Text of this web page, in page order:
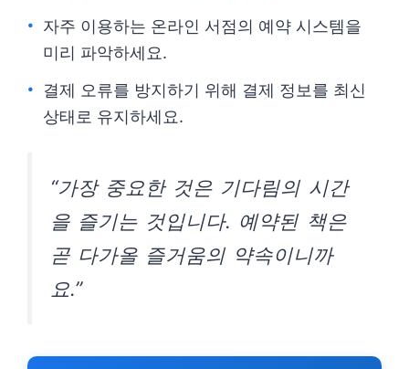
자주 이용하는 온라인 서점의 예약 시스템을
미리 파악하세요.
결제 오류를 방지하기 위해 결제 정보를 최신
상태로 유지하세요.
“가장 중요한 것은 기다림의 시간
을 즐기는 것입니다. 예약된 책은
곧 다가올 즐거움의 약속이니까
요.”